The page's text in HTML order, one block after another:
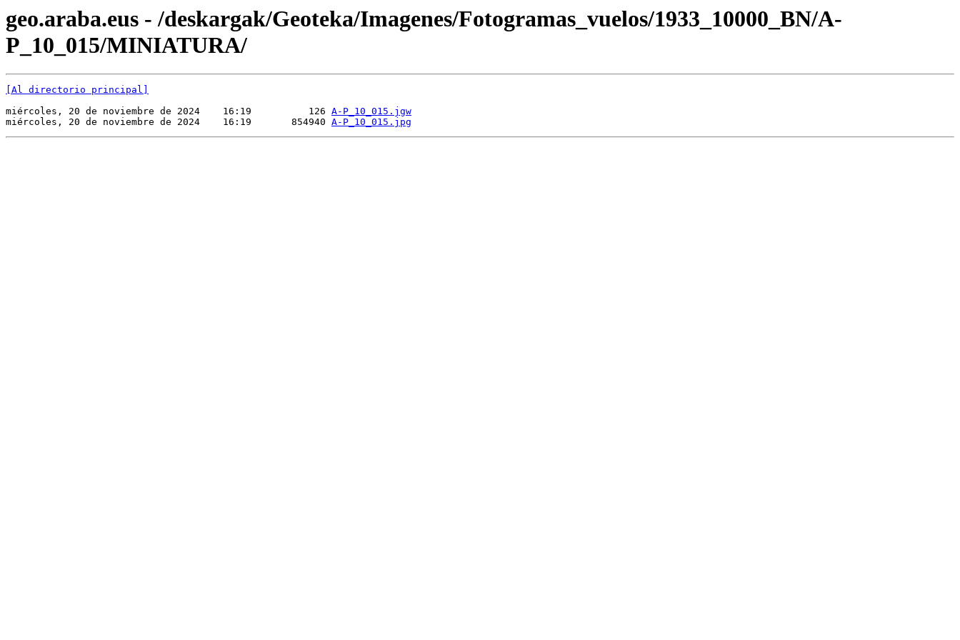
geo.araba.eus - /deskargak/Geoteka/Imagenes/Fotogramas_vuelos/1933_10000_BN/A-
P_10_015/MINIATURA/
[Al directorio principal]
miércoles, 20 de noviembre de 2024    16:19          126 A-P_10_015.jgw
miércoles, 20 de noviembre de 2024    16:19       854940 A-P_10_015.jpg